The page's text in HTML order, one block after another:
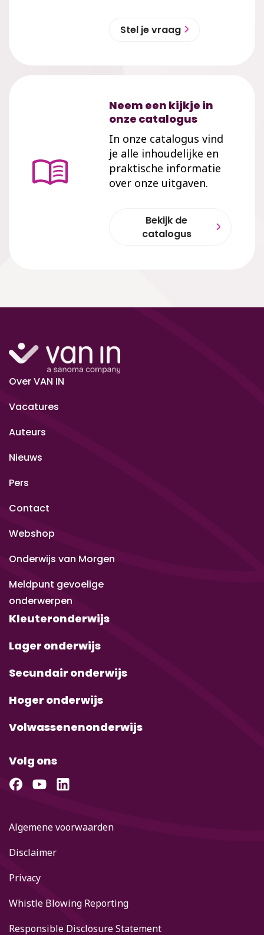
Stel je vraag
Neem een kijkje in
onze catalogus
In onze catalogus vind
je alle inhoudelijke en
praktische informatie
over onze uitgaven.
Bekijk de
catalogus
Over VAN IN
Vacatures
Auteurs
Nieuws
Pers
Contact
Webshop
Onderwijs van Morgen
Meldpunt gevoelige
onderwerpen
Kleuteronderwijs
Lager onderwijs
Secundair onderwijs
Hoger onderwijs
Volwassenenonderwijs
Volg ons
Algemene voorwaarden
Disclaimer
Privacy
Whistle Blowing Reporting
Responsible Disclosure Statement